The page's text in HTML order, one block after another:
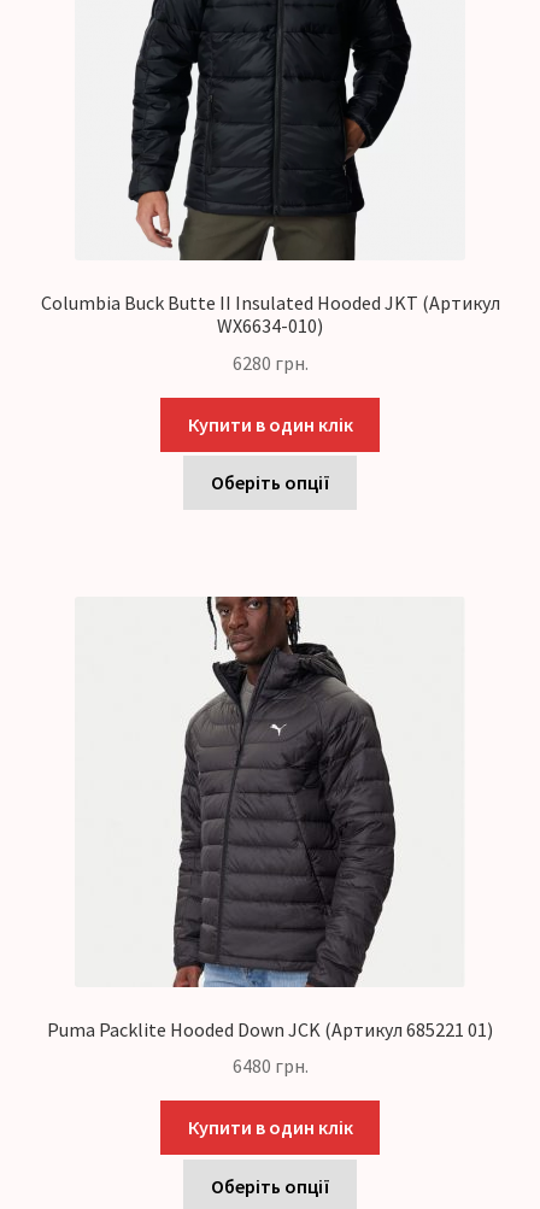
Columbia Buck Butte II Insulated Hooded JKT (Артикул
WX6634-010)
6280 грн.
Купити в один клік
Оберіть опції
Puma Packlite Hooded Down JCK (Артикул 685221 01)
6480 грн.
Купити в один клік
Оберіть опції